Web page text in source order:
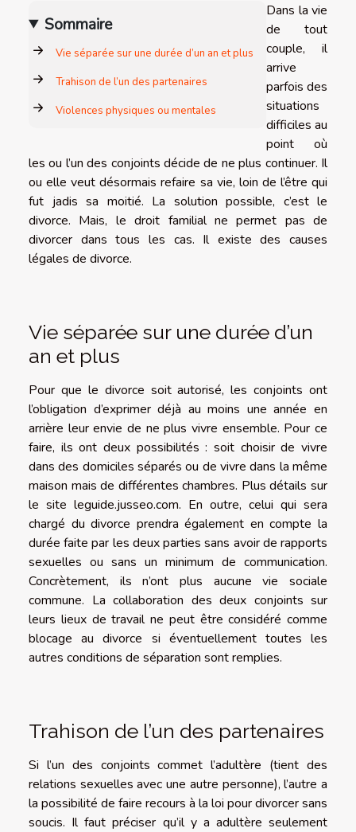
Sommaire
Vie séparée sur une durée d’un an et plus
Trahison de l’un des partenaires
Violences physiques ou mentales
Dans la vie
de tout
couple, il
arrive
parfois des
situations
difficiles au
point où
les ou l’un des conjoints décide de ne plus continuer. Il
ou elle veut désormais refaire sa vie, loin de l’être qui
fut jadis sa moitié. La solution possible, c’est le
divorce. Mais, le droit familial ne permet pas de
divorcer dans tous les cas. Il existe des causes
légales de divorce.
Vie séparée sur une durée d’un
an et plus
Pour que le divorce soit autorisé, les conjoints ont
l’obligation d’exprimer déjà au moins une année en
arrière leur envie de ne plus vivre ensemble. Pour ce
faire, ils ont deux possibilités : soit choisir de vivre
dans des domiciles séparés ou de vivre dans la même
maison mais de différentes chambres. Plus détails sur
le site leguide.jusseo.com. En outre, celui qui sera
chargé du divorce prendra également en compte la
durée faite par les deux parties sans avoir de rapports
sexuelles ou sans un minimum de communication.
Concrètement, ils n’ont plus aucune vie sociale
commune. La collaboration des deux conjoints sur
leurs lieux de travail ne peut être considéré comme
blocage au divorce si éventuellement toutes les
autres conditions de séparation sont remplies.
Trahison de l’un des partenaires
Si l’un des conjoints commet l’adultère (tient des
relations sexuelles avec une autre personne), l’autre a
la possibilité de faire recours à la loi pour divorcer sans
soucis. Il faut préciser qu’il y a adultère seulement